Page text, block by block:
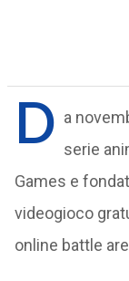
D a
serie
Games e
videogioco
online battle